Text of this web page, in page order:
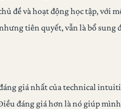
đề và hoạt động học tập, với
tiên quyết, vẫn là bổ sung
giá nhất của technical
đáng giá hơn là nó giúp